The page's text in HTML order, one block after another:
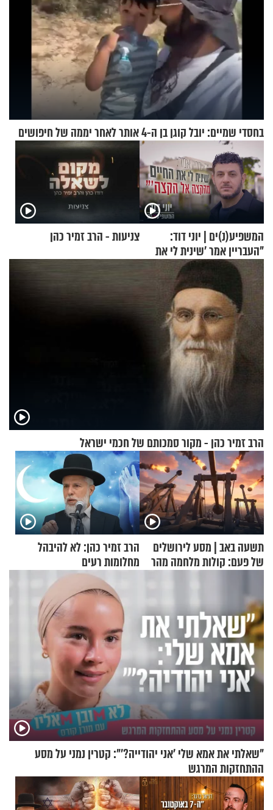
בחסדי שמיים: יובל קוגן בן ה-4 אותר לאחר יממה של חיפושים
המשפיע(נ)ים | יוני דוד:
"העבריין אמר 'שינית לי את
החיים מהקצה אל הקצה'"
צניעות - הרב זמיר כהן
הרב זמיר כהן - מקור סמכותם של חכמי ישראל
תשעה באב | מסע לירושלים
של פעם: קולות מלחמה מהר
הרב זמיר כהן: לא להיבהל
מחלומות רעים
"שאלתי את אמא שלי 'אני יהודייה?'": קטרין נמני על מסע
ההתחזקות המרגש